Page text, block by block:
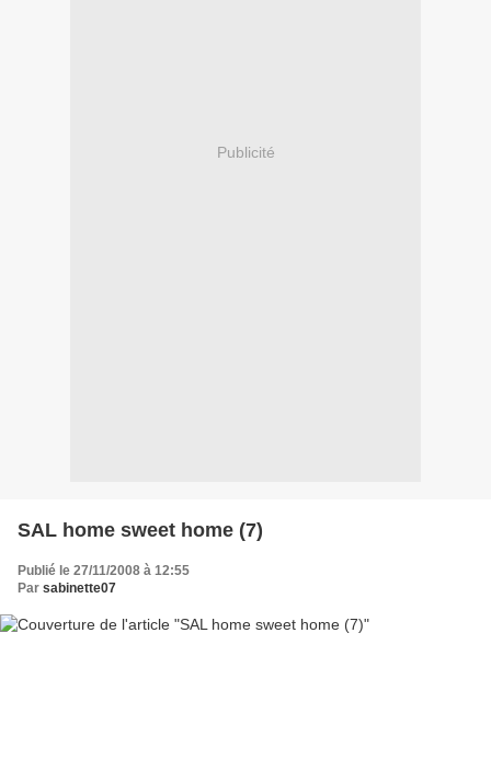
Publicité
SAL home sweet home (7)
Publié le 27/11/2008 à 12:55
Par sabinette07